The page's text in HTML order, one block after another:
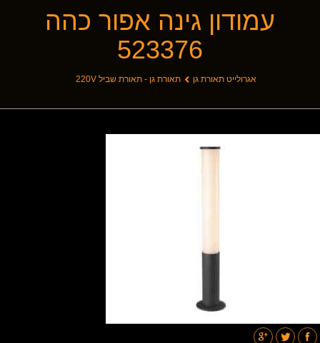
תאורת גן
אודותינו
קטלוג גופי תאורה
תאורת פנים
צור קשר
עמודון גינה אפור כהה
523376
אגרולייט תאורת גן תאורת גן - תאורת שביל 220V